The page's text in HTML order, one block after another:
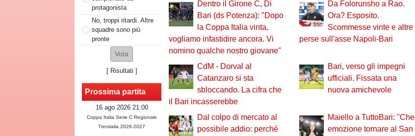
protagonista
No, troppi ritardi. Altre
squadre sono più
pronte
[ Risultati ]
Prossima partita
16 ago 2026 21:00
Coppa Italia Serie C Regionale
Trenitalia 2026-2027
Dentro il Girone C, Di
Bari (ds Potenza): "Dopo
la Coppa Italia vinta,
vogliamo infastidire ancora. Vi
nomino qualche nostro giovane"
Da Folorunsho a Rao.
Ora? Esposito.
Scommesse vinte e altre
perse sull'asse Napoli-Bari
CdM - Dorval al
Catanzaro si sta
sbloccando. La cifra che
il Bari incasserebbe
Bari, verso gli impegni
ufficiali. Fissata una
nuova amichevole
Dal colpo di mercato al
possibile addio: perché
Maiello a TuttoBari: "Che
emozione tornare al San